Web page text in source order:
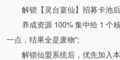
游戏彻底打破传统卡牌手游 “
取，无需重金抽卡，平民玩家也能
升级突破、装备锻造、神通研习打
三、【热血国战核心玩法：全
解锁【灵台宴仙】招募卡池
养成资源 100% 集中给 1 个
一点，结果全是废物”;
解锁仙盟系统后，优先加入